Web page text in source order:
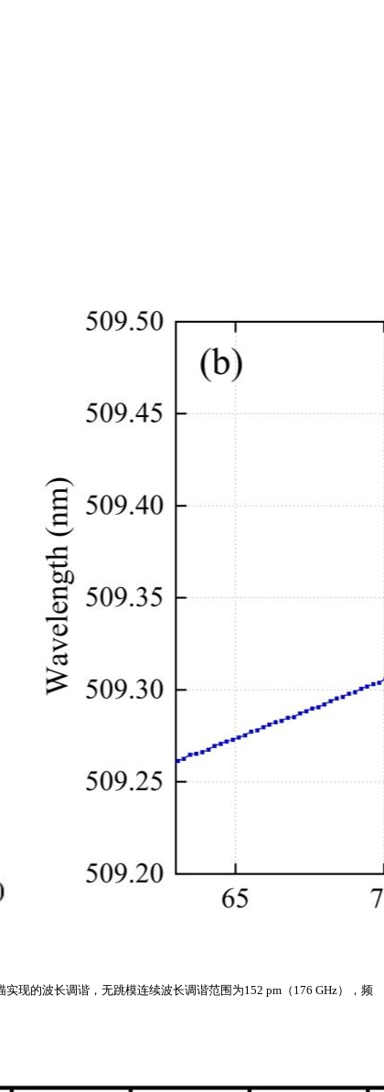
现的波长调谐，无跳模连续波长调谐范围为152 pm（176 GHz），频